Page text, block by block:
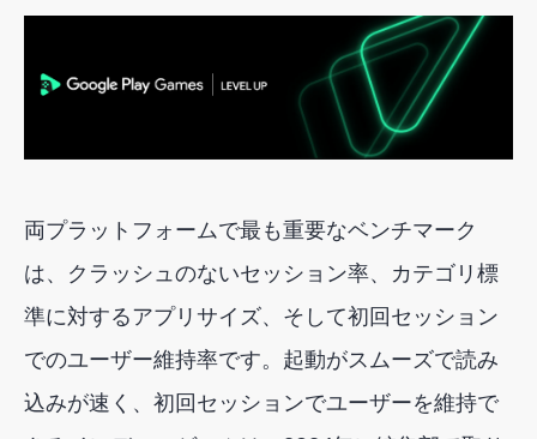
両プラットフォームで最も重要なベンチマーク
は、クラッシュのないセッション率、カテゴリ標
準に対するアプリサイズ、そして初回セッション
でのユーザー維持率です。起動がスムーズで読み
込みが速く、初回セッションでユーザーを維持で